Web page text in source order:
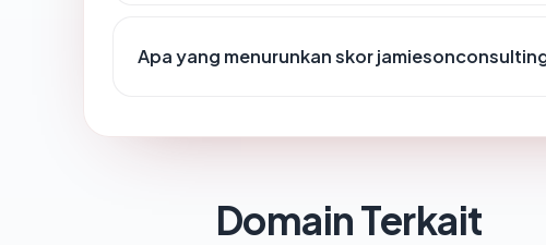
Apa yang menurunkan skor
Domain Terkait